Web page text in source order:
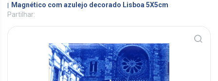
Magnético com azulejo decorado Lisboa 5X5cm
Partilhar: